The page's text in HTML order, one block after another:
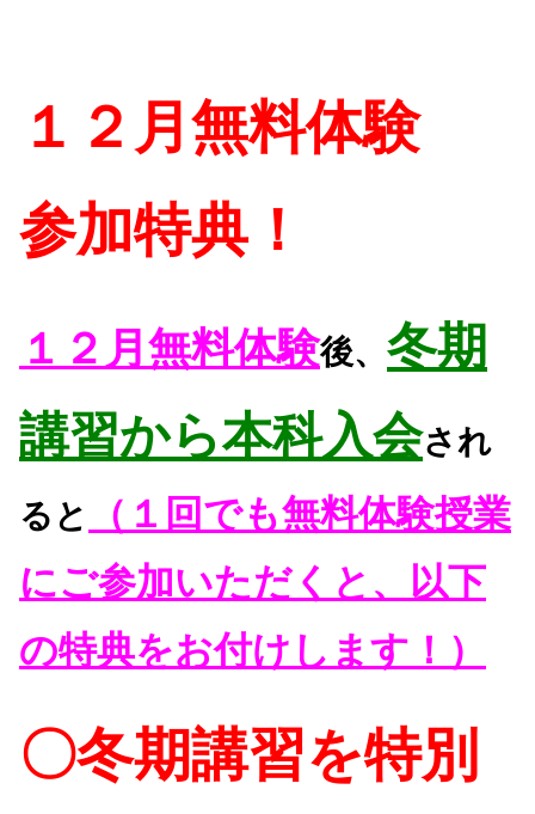
１２月無料体験
参加特典！
１２月無料体験後、 冬期
講習から本科入会され
ると
（１回でも無料体験授業
にご参加いただくと、以下
の特典をお付けします！）
〇冬期講習を特別